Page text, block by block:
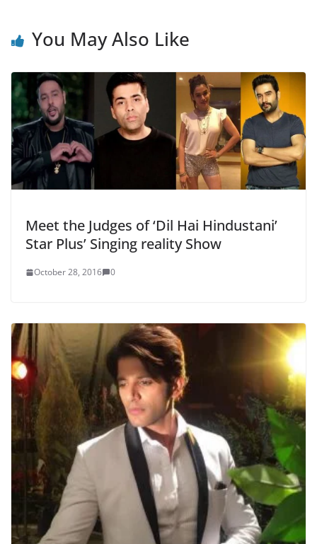
You May Also Like
Meet the Judges of ‘Dil Hai Hindustani’
Star Plus’ Singing reality Show
October 28, 2016 0